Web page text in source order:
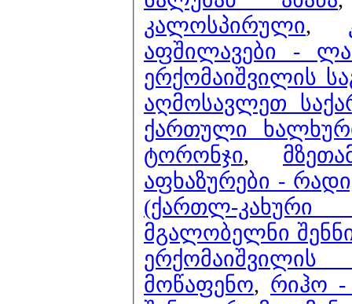
კალოსპირული,
აფშილავები -
ერქომაიშვილის
აღმოსავლეთ
ქართული
ტორონჯი,
აფხაზურები -
(ქართლ-
მგალობელნი
მოწაფენო, რიჰო